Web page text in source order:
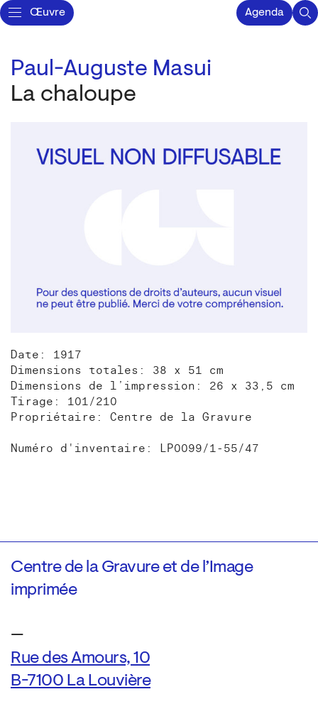
Œuvre Agenda
Paul-Auguste Masui
La chaloupe
Date: 1917
Dimensions totales: 38 x 51 cm
Dimensions de l’impression: 26 x 33,5 cm
Tirage: 101/210
Propriétaire: Centre de la Gravure
Numéro d'inventaire: LP0099/1-55/47
Centre de la Gravure et de l’Image
imprimée
—
Rue des Amours, 10
B-7100 La Louvière